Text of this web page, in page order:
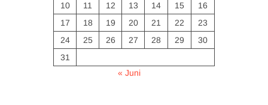
10
11 12 13 14 15
16
17
18 19 20 21 22
23
24
25 26 27 28 29
30
31
« Juni